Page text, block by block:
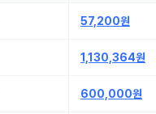
57,200원
1,130,364원
600,000원